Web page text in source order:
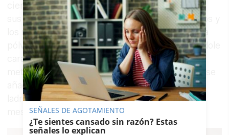
cierto es que muchos han seguido descuidando
sus terminales en una semana en la que las fotos y
los mensajes vía WhatsApp han corrido como la
pólvora. Así, al robo tradicional, esto es, echándole
cara y aprovechando las apreturas para
meter meter la mano en el bolsillo del objetivo, se
añade el deldespiste
, aprovechando el
ladrón para coger los móviles situados en las
mesas y escapar a toda prisa.
SEÑALES DE AGOTAMIENTO
¿Te sientes cansado sin razón? Estas
señales lo explican